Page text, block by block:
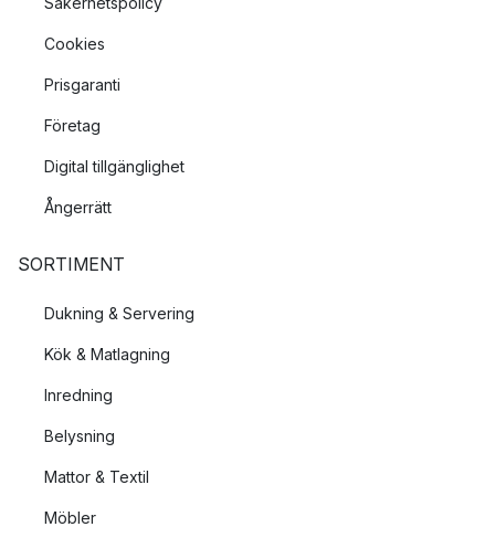
Cookies
Prisgaranti
Företag
Digital tillgänglighet
Ångerrätt
SORTIMENT
Dukning & Servering
Kök & Matlagning
Inredning
Belysning
Mattor & Textil
Möbler